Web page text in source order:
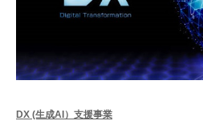
DX (生成AI）支援事業